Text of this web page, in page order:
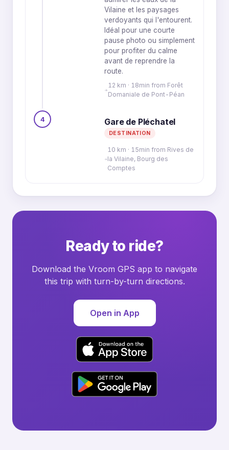
Vilaine et les paysages
verdoyants qui l'entourent.
Idéal pour une courte
pause photo ou simplement
pour profiter du calme
avant de reprendre la
route.
12 km · 18min from Forêt
Domaniale de Pont-Péan
4 Gare de Pléchatel
DESTINATION
10 km · 15min from Rives de
la Vilaine, Bourg des
Comptes
Ready to ride?
Download the Vroom GPS app to navigate
this trip with turn-by-turn directions.
Open in App